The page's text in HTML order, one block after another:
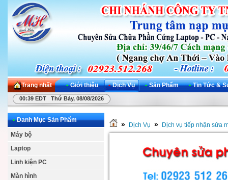
Trang nhất • Giới thiệu • Dịch Vụ • Sản Phẩm • Tin Tức &
00:39 EDT Thứ Bảy, 08/08/2026
• Danh Mục Sản Phẩm
Máy bộ
Laptop
Linh kiện PC
Màn hình
» Dịch Vụ » Dịch vụ tiếp nhận sửa